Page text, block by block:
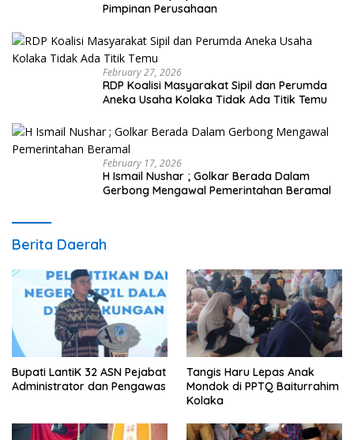
Pimpinan Perusahaan
February 27, 2026
RDP Koalisi Masyarakat Sipil dan Perumda
Aneka Usaha Kolaka Tidak Ada Titik Temu
February 17, 2026
H Ismail Nushar ; Golkar Berada Dalam
Gerbong Mengawal Pemerintahan Beramal
Berita Daerah
Bupati LantiK 32 ASN Pejabat
Administrator dan Pengawas
Tangis Haru Lepas Anak
Mondok di PPTQ Baiturrahim
Kolaka